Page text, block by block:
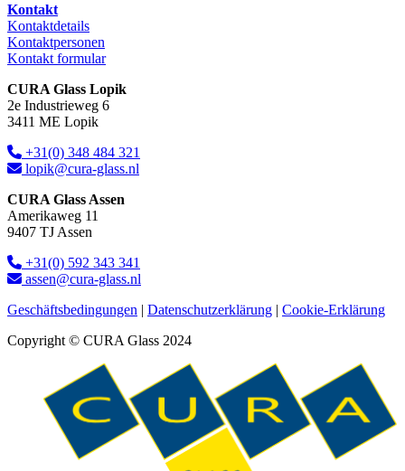
Kontakt
Kontaktdetails
Kontaktpersonen
Kontakt formular
CURA Glass Lopik
2e Industrieweg 6
3411 ME Lopik
+31(0) 348 484 321
lopik@cura-glass.nl
CURA Glass Assen
Amerikaweg 11
9407 TJ Assen
+31(0) 592 343 341
assen@cura-glass.nl
Geschäftsbedingungen | Datenschutzerklärung | Cookie-Erklärung
Copyright © CURA Glass 2024